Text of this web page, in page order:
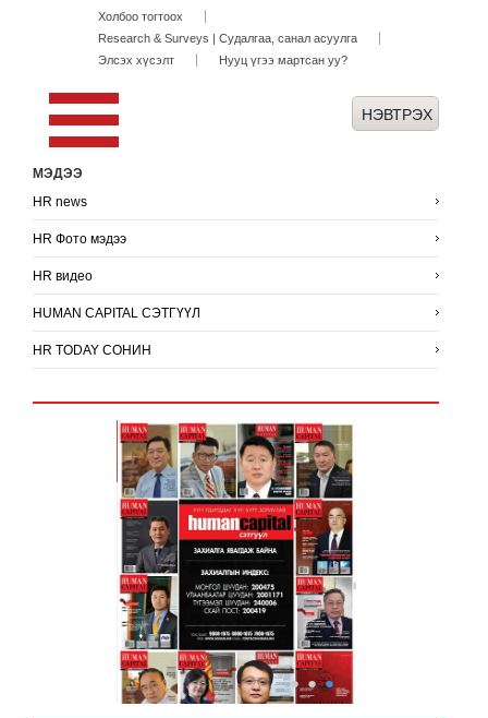
Холбоо тогтоох
Research & Surveys | Судалгаа, санал асуулга
Элсэх хүсэлт
Нууц үгээ мартсан уу?
МЭДЭЭ
HR news
HR Фото мэдээ
HR видео
HUMAN CAPITAL СЭТГҮҮЛ
HR TODAY СОНИН
● ● ●